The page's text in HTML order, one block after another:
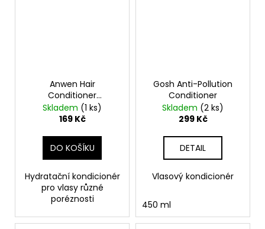
Anwen Hair
Conditioner
Moisturizing Lilac
200ml
Skladem (1 ks)
169 Kč
DO KOŠÍKU
Hydratační kondicionér
pro vlasy různé
poréznosti
Gosh Anti-Pollution
Conditioner
Skladem (2 ks)
299 Kč
DETAIL
Vlasový kondicionér
450 ml